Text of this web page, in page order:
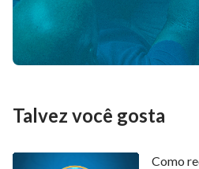
Talvez você gosta
Como